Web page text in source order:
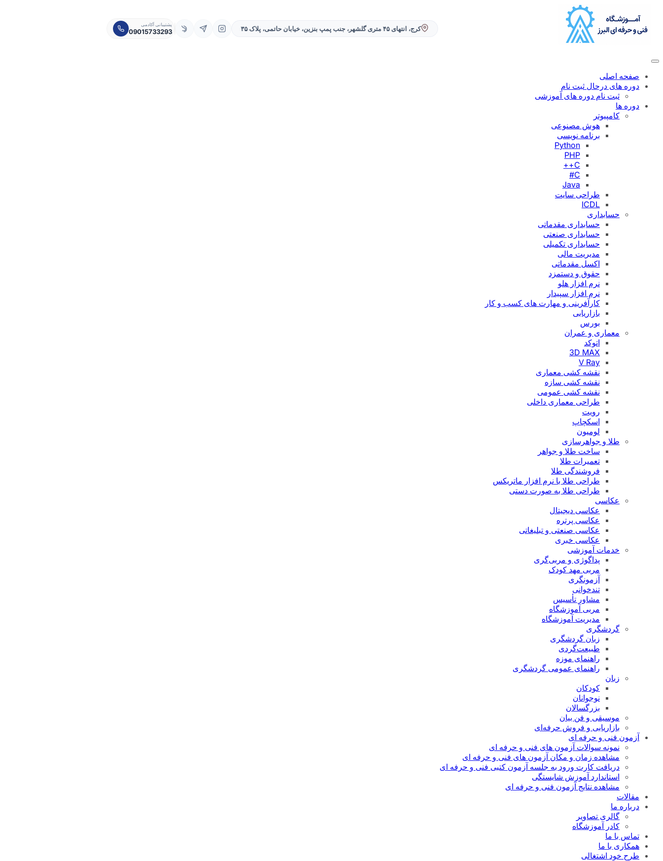
محتوا
کرج، انتهای ۴۵ متری گلشهر، جنب پمپ بنزین، خیابان حاتمی، پلاک ۳۵
پشتیبانی آکادمی
09015733293
صفحه اصلی
دوره های درحال ثبت نام
ثبت نام دوره های آموزشی
دوره ها
کامپیوتر
هوش مصنوعی
برنامه نویسی
Python
PHP
C++
C#
Java
طراحی سایت
ICDL
حسابداری
حسابداری مقدماتی
حسابداری صنعتی
حسابداری تکمیلی
مدیریت مالی
اکسل مقدماتی
حقوق و دستمزد
نرم افزار هلو
نرم افزار سپیدار
کارآفرینی و مهارت های کسب و کار
بازاریابی
بورس
معماری و عمران
اتوکد
3D MAX
V Ray
نقشه کشی معماری
نقشه کشی سازه
نقشه کشی عمومی
طراحی معماری داخلی
رویت
اسکچاپ
لومیون
طلا و جواهرسازی
ساخت طلا و جواهر
تعمیرات طلا
فروشندگی طلا
طراحی طلا با نرم افزار ماتریکس
طراحی طلا به صورت دستی
عکاسی
عکاسی دیجیتال
عکاسی پرتره
عکاسی صنعتی و تبلیغاتی
عکاسی خبری
خدمات آموزشی
پداگوژی و مربی‌گری
مربی مهد کودک
آزمونگری
تندخوانی
مشاور تأسیس
مربی آموزشگاه
مدیریت آموزشگاه
گردشگری
زبان گردشگری
طبیعت‌گردی
راهنمای موزه
راهنمای عمومی گردشگری
زبان
کودکان
نوجوانان
بزرگسالان
موسیقی و فن بیان
بازاریابی و فروش حرفه‌ای
آزمون فنی و حرفه ای
نمونه سوالات آزمون های فنی و حرفه ای
مشاهده زمان و مکان آزمون های فنی و حرفه ای
دریافت کارت ورود به جلسه آزمون کتبی فنی و حرفه ای
استاندارد آموزش شایستگی
مشاهده نتایج آزمون فنی و حرفه ای
مقالات
درباره ما
گالری تصاویر
کادر آموزشگاه
تماس با ما
همکاری با ما
طرح خود اشتغالی